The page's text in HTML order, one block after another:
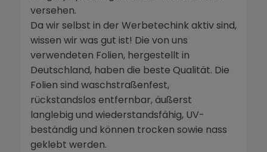
versehen.
Da wir selbst in der Werbetechink aktiv sind,
wissen wir was gut ist! Die von uns
verwendeten Folien, hergestellt in
Deutschland, haben die beste Qualität. Die
Folien sind waschstraßenfest,
rückstandslos entfernbar, äußerst
langlebig und wiederstandsfähig, UV-
beständig und können trocken sowie nass
geklebt werden.